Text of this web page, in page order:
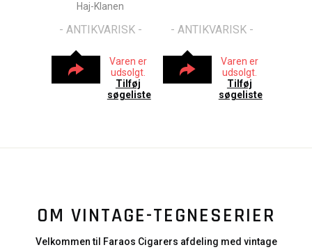
Haj-Klanen
- ANTIKVARISK -
Varen er
udsolgt.
Tilføj
søgeliste
- ANTIKVARISK -
Varen er
udsolgt.
Tilføj
søgeliste
OM VINTAGE-TEGNESERIER
Velkommen til Faraos Cigarers afdeling med vintage